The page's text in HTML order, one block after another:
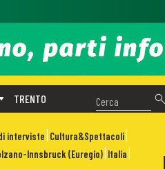
TRENTO
interviste Cultura&Spettacoli
Innsbruck (Euregio) Italia